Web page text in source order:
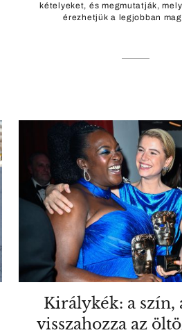
kételyeket, és megmutatják,
érezhetjük a legjobban
Királykék: a szín,
visszahozza az